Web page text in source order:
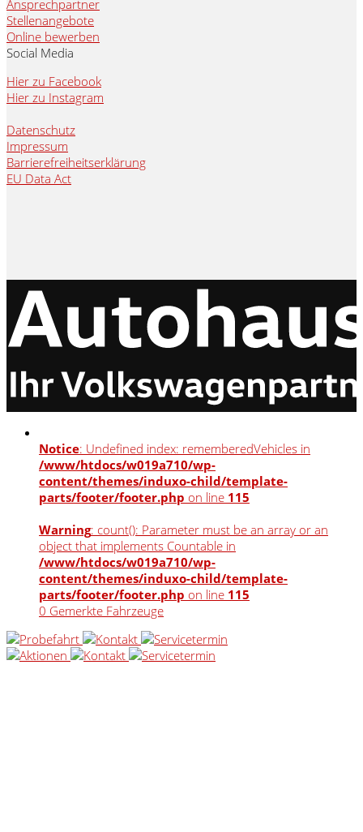
Ansprechpartner
Stellenangebote
Online bewerben
Social Media
Hier zu Facebook
Hier zu Instagram
Datenschutz
Impressum
Barrierefreiheitserklärung
EU Data Act
Notice: Undefined index: rememberedVehicles in
/www/htdocs/w019a710/wp-
content/themes/induxo-child/template-
parts/footer/footer.php on line 115
Warning: count(): Parameter must be an array or an
object that implements Countable in
/www/htdocs/w019a710/wp-
content/themes/induxo-child/template-
parts/footer/footer.php on line 115
0 Gemerkte Fahrzeuge